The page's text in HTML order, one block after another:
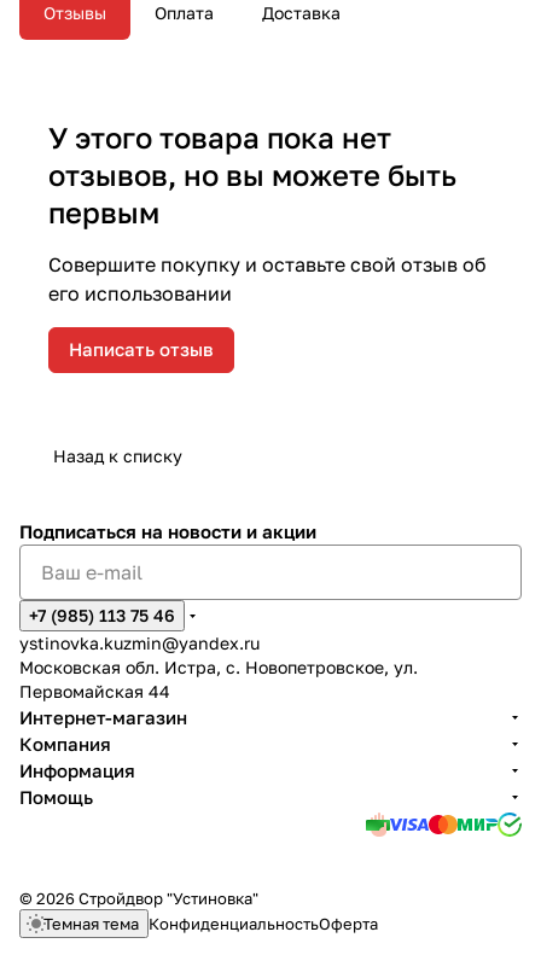
Отзывы Оплата Доставка
У этого товара пока нет
отзывов, но вы можете быть
первым
Совершите покупку и оставьте свой отзыв об
его использовании
Написать отзыв
Назад к списку
Подписаться на новости и акции
+7 (985) 113 75 46
ystinovka.kuzmin@yandex.ru
Московская обл. Истра, с. Новопетровское, ул.
Первомайская 44
Интернет-магазин
Компания
Информация
Помощь
© 2026 Стройдвор "Устиновка"
Темная тема КонфиденциальностьОферта